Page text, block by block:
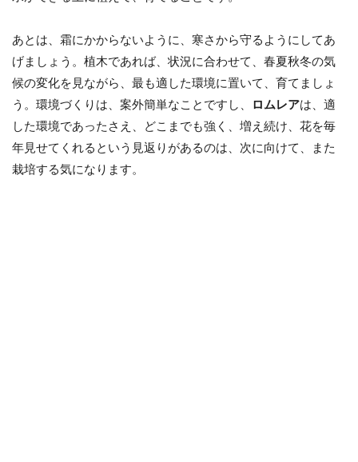
あとは、霜にかからないように、寒さから守るようにしてあ
げましょう。植木であれば、状況に合わせて、春夏秋冬の気
候の変化を見ながら、最も適した環境に置いて、育てましょ
う。環境づくりは、案外簡単なことですし、 ロムレアは、適
した環境であったさえ、どこまでも強く、増え続け、花を毎
年見せてくれるという見返りがあるのは、次に向けて、また
栽培する気になります。